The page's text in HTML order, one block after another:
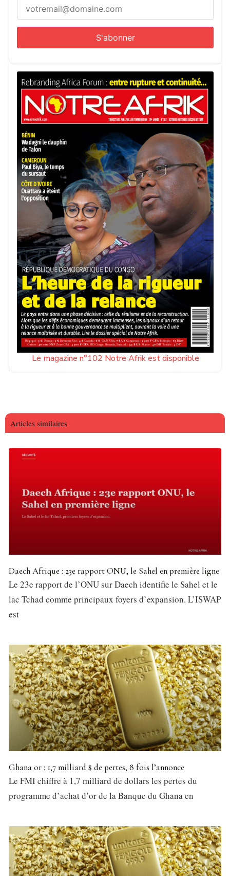
Le magazine n°102 Notre Afrik est disponible
Articles similaires
Daech Afrique : 23e rapport ONU, le Sahel en première ligne
Le 23e rapport de l’ONU sur Daech identifie le Sahel et le
lac Tchad comme principaux foyers d’expansion. L’ISWAP
est
Ghana or : 1,7 milliard $ de pertes, 8 fois l’annonce
Le FMI chiffre à 1,7 milliard de dollars les pertes du
programme d’achat d’or de la Banque du Ghana en